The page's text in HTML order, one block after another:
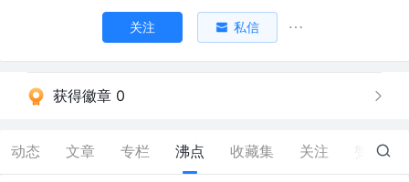
关注 私信
获得徽章 0
动态 文章 专栏 沸点 收藏集 关注 116